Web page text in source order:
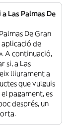
Las Palmas De
De Gran
de
A continuació,
si, a Las
lliurament a
que vulguis
pagament, es
després, un